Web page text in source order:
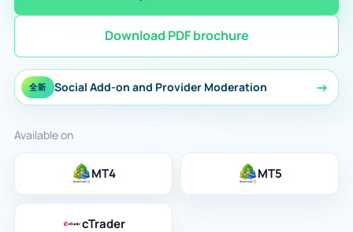
Download PDF brochure
全新 Social Add-on and Provider Moderation →
Available on
MT4 MT5
cTrader